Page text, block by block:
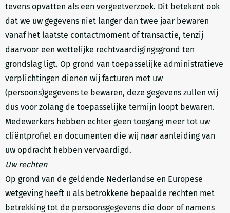
tevens opvatten als een vergeetverzoek. Dit betekent ook
dat we uw gegevens niet langer dan twee jaar bewaren
vanaf het laatste contactmoment of transactie, tenzij
daarvoor een wettelijke rechtvaardigingsgrond ten
grondslag ligt. Op grond van toepasselijke administratieve
verplichtingen dienen wij facturen met uw
(persoons)gegevens te bewaren, deze gegevens zullen wij
dus voor zolang de toepasselijke termijn loopt bewaren.
Medewerkers hebben echter geen toegang meer tot uw
cliëntprofiel en documenten die wij naar aanleiding van
uw opdracht hebben vervaardigd.
Uw rechten
Op grond van de geldende Nederlandse en Europese
wetgeving heeft u als betrokkene bepaalde rechten met
betrekking tot de persoonsgegevens die door of namens